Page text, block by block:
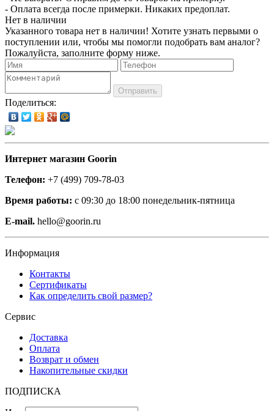
- Оплата всегда после примерки. Никаких предоплат.
Нет в наличии
Указанного товара нет в наличии! Хотите узнать первыми о
поступлении или, чтобы мы помогли подобрать вам аналог?
Пожалуйста, заполните форму ниже.
Отправить
Поделиться:
Интернет магазин Goorin
Телефон: +7 (499) 709-78-03
Время работы: с 09:30 до 18:00 понедельник-пятница
E-mail. hello@goorin.ru
Информация
Контакты
Сертификаты
Как определить свой размер?
Сервис
Доставка
Оплата
Возврат и обмен
Накопительные скидки
ПОДПИСКА